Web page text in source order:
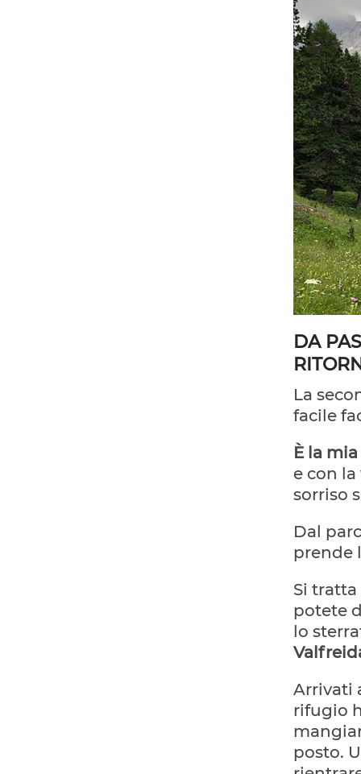
DA
La
facile
È la
e con
sorriso
Dal
prende
Si
potete
lo
Arrivati
rifugio
posto.